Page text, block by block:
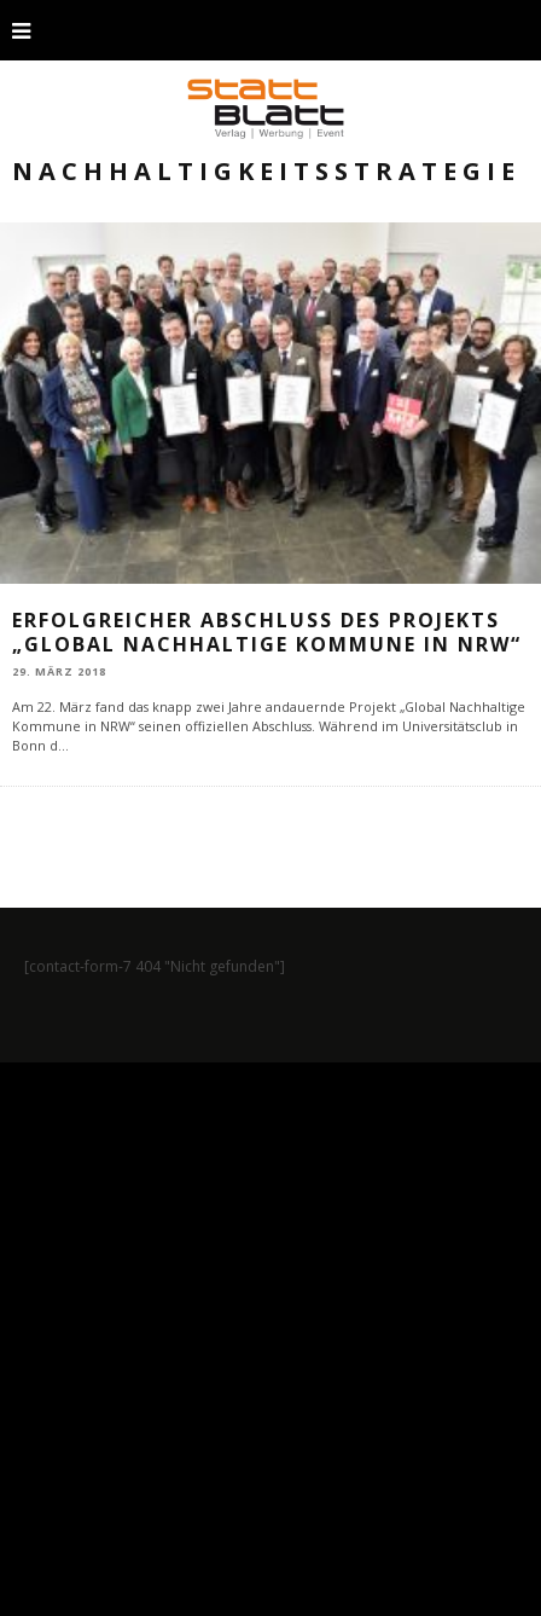
NACHHALTIGKEITSSTRATEGIE
ERFOLGREICHER ABSCHLUSS DES PROJEKTS
„GLOBAL NACHHALTIGE KOMMUNE IN NRW“
29. MÄRZ 2018
Am 22. März fand das knapp zwei Jahre andauernde Projekt „Global Nachhaltige
Kommune in NRW“ seinen offiziellen Abschluss. Während im Universitätsclub in
Bonn d
[contact-form-7 404 "Nicht gefunden"]